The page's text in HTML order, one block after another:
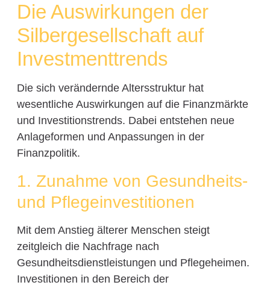
Die Auswirkungen der
Silbergesellschaft auf
Investmenttrends
Die sich verändernde Altersstruktur hat
wesentliche Auswirkungen auf die Finanzmärkte
und Investitionstrends. Dabei entstehen neue
Anlageformen und Anpassungen in der
Finanzpolitik.
1. Zunahme von Gesundheits-
und Pflegeinvestitionen
Mit dem Anstieg älterer Menschen steigt
zeitgleich die Nachfrage nach
Gesundheitsdienstleistungen und Pflegeheimen.
Investitionen in den Bereich der